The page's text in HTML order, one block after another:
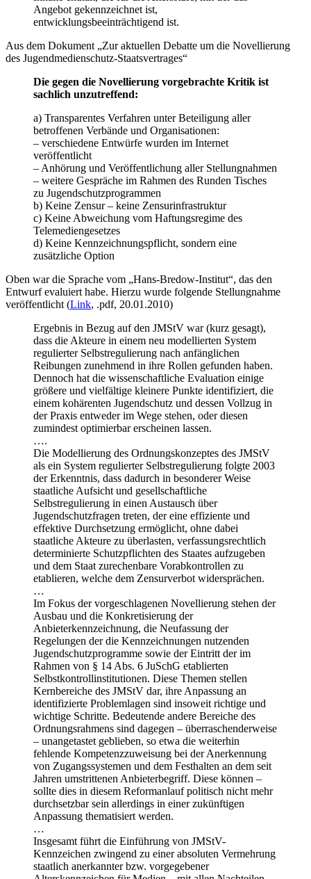
Angebot gekennzeichnet ist,
entwicklungsbeeinträchtigend ist.
Aus dem Dokument „Zur aktuellen Debatte um die Novellierung
des Jugendmedienschutz-Staatsvertrages“
Die gegen die Novellierung vorgebrachte Kritik ist
sachlich unzutreffend:
a) Transparentes Verfahren unter Beteiligung aller
betroffenen Verbände und Organisationen:
– verschiedene Entwürfe wurden im Internet
veröffentlicht
– Anhörung und Veröffentlichung aller Stellungnahmen
– weitere Gespräche im Rahmen des Runden Tisches
zu Jugendschutzprogrammen
b) Keine Zensur – keine Zensurinfrastruktur
c) Keine Abweichung vom Haftungsregime des
Telemediengesetzes
d) Keine Kennzeichnungspflicht, sondern eine
zusätzliche Option
Oben war die Sprache vom „Hans-Bredow-Institut“, das den
Entwurf evaluiert habe. Hierzu wurde folgende Stellungnahme
veröffentlicht (Link, .pdf, 20.01.2010)
Ergebnis in Bezug auf den JMStV war (kurz gesagt),
dass die Akteure in einem neu modellierten System
regulierter Selbstregulierung nach anfänglichen
Reibungen zunehmend in ihre Rollen gefunden haben.
Dennoch hat die wissenschaftliche Evaluation einige
größere und vielfältige kleinere Punkte identifiziert, die
einem kohärenten Jugendschutz und dessen Vollzug in
der Praxis entweder im Wege stehen, oder diesen
zumindest optimierbar erscheinen lassen.
….
Die Modellierung des Ordnungskonzeptes des JMStV
als ein System regulierter Selbstregulierung folgte 2003
der Erkenntnis, dass dadurch in besonderer Weise
staatliche Aufsicht und gesellschaftliche
Selbstregulierung in einen Austausch über
Jugendschutzfragen treten, der eine effiziente und
effektive Durchsetzung ermöglicht, ohne dabei
staatliche Akteure zu überlasten, verfassungsrechtlich
determinierte Schutzpflichten des Staates aufzugeben
und dem Staat zurechenbare Vorabkontrollen zu
etablieren, welche dem Zensurverbot widersprächen.
…
Im Fokus der vorgeschlagenen Novellierung stehen der
Ausbau und die Konkretisierung der
Anbieterkennzeichnung, die Neufassung der
Regelungen der die Kennzeichnungen nutzenden
Jugendschutzprogramme sowie der Eintritt der im
Rahmen von § 14 Abs. 6 JuSchG etablierten
Selbstkontrollinstitutionen. Diese Themen stellen
Kernbereiche des JMStV dar, ihre Anpassung an
identifizierte Problemlagen sind insoweit richtige und
wichtige Schritte. Bedeutende andere Bereiche des
Ordnungsrahmens sind dagegen – überraschenderweise
– unangetastet geblieben, so etwa die weiterhin
fehlende Kompetenzzuweisung bei der Anerkennung
von Zugangssystemen und dem Festhalten an dem seit
Jahren umstrittenen Anbieterbegriff. Diese können –
sollte dies in diesem Reformanlauf politisch nicht mehr
durchsetzbar sein allerdings in einer zukünftigen
Anpassung thematisiert werden.
…
Insgesamt führt die Einführung von JMStV-
Kennzeichen zwingend zu einer absoluten Vermehrung
staatlich anerkannter bzw. vorgegebener